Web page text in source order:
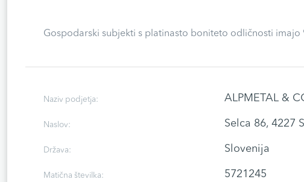
Gospodarski subjekti s platinasto boniteto odličnosti
Naziv podjetja: ALPMETAL &
Naslov: Selca 86, 4227
Država: Slovenija
Matična številka: 5721245